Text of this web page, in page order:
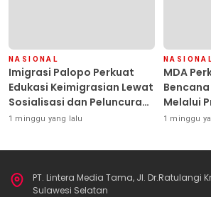
NASIONAL
Imigrasi Palopo Perkuat
Edukasi Keimigrasian Lewat
Sosialisasi dan Peluncuran
Inovasi Chatbot “IT CHIKA”
1 minggu yang lalu
NASIONAL
MDA
Melalui
1 minggu
PT. Lintera Media Tama, Jl. Dr.Ratulangi
Sulawesi Selatan